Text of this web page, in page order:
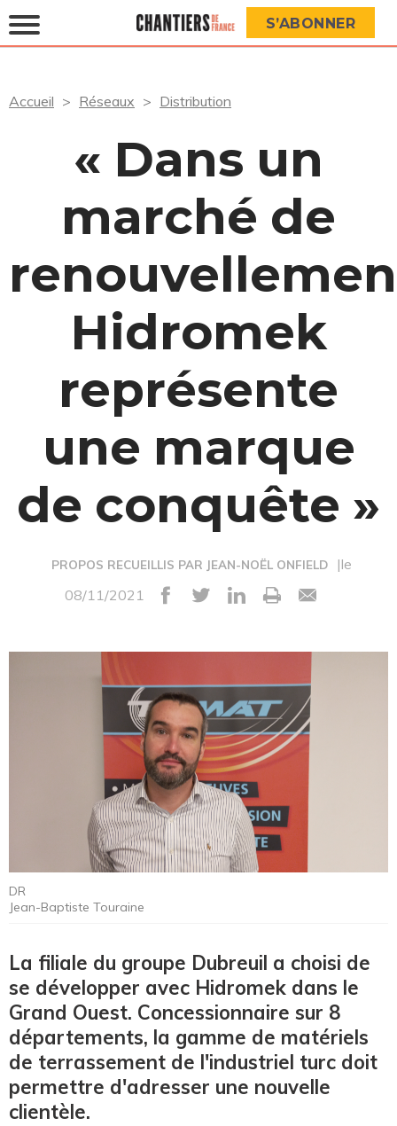
S’ABONNER
Accueil Réseaux Distribution
« Dans un
marché de
Hidromek
représente
une marque
de conquête »
PROPOS RECUEILLIS PAR JEAN-NOËL ONFIELD
|le
08/11/2021
DR
Jean-Baptiste Touraine
La filiale du groupe Dubreuil a choisi de
se développer avec Hidromek dans le
Grand Ouest. Concessionnaire sur 8
départements, la gamme de matériels
de terrassement de l'industriel turc doit
permettre d'adresser une nouvelle
clientèle.